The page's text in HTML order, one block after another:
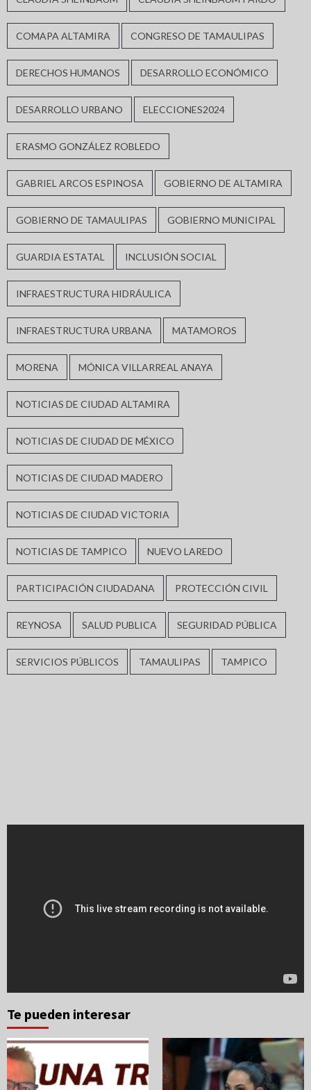
COMAPA ALTAMIRA CONGRESO DE TAMAULIPAS
DERECHOS HUMANOS DESARROLLO ECONÓMICO
DESARROLLO URBANO ELECCIONES2024
ERASMO GONZÁLEZ ROBLEDO
GABRIEL ARCOS ESPINOSA GOBIERNO DE ALTAMIRA
GOBIERNO DE TAMAULIPAS GOBIERNO MUNICIPAL
GUARDIA ESTATAL INCLUSIÓN SOCIAL
INFRAESTRUCTURA HIDRÁULICA
INFRAESTRUCTURA URBANA MATAMOROS
MORENA MÓNICA VILLARREAL ANAYA
NOTICIAS DE CIUDAD ALTAMIRA
NOTICIAS DE CIUDAD DE MÉXICO
NOTICIAS DE CIUDAD MADERO
NOTICIAS DE CIUDAD VICTORIA
NOTICIAS DE TAMPICO NUEVO LAREDO
PARTICIPACIÓN CIUDADANA PROTECCIÓN CIVIL
REYNOSA SALUD PUBLICA SEGURIDAD PÚBLICA
SERVICIOS PÚBLICOS TAMAULIPAS TAMPICO
Te pueden interesar